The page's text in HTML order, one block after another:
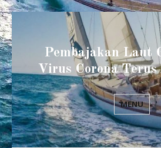
Pembajakan Laut
Virus Corona
MENU